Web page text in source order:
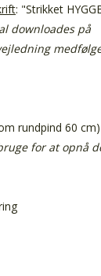
: "Strikket
downloades på
rundpind 60 cm)
for at opnå